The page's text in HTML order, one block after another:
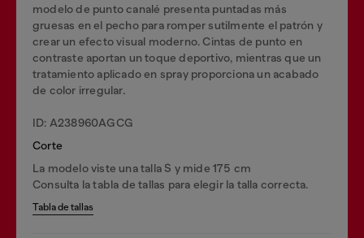
modelo de punto canalé presenta puntadas más
gruesas en el pecho para romper sutilmente el patrón y
crear un efecto visual moderno. Cintas de punto en
contraste aportan un toque deportivo, mientras que un
tratamiento aplicado en spray proporciona un acabado
de color irregular.
ID: A238960AGCG
Corte
La modelo viste una talla S y mide 175 cm
Consulta la tabla de tallas para elegir la talla correcta.
Tabla de tallas